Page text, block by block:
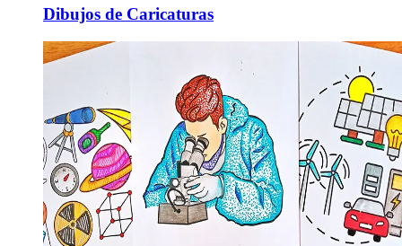
Dibujos de Caricaturas